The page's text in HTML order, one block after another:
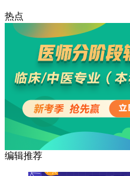
热点
编辑推荐